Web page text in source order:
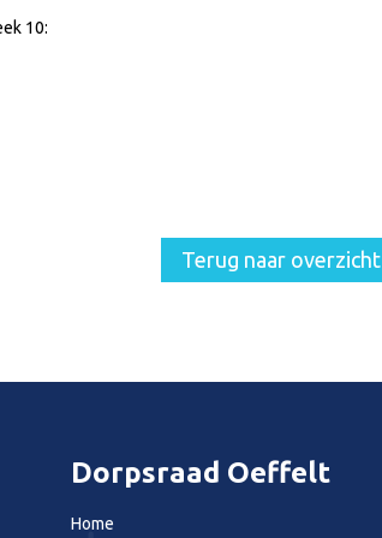
10:
Terug naar overzicht
Dorpsraad Oeffelt
Home